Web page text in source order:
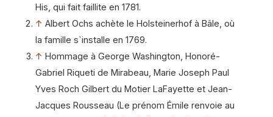
His, qui fait faillite en 1781.
↑ Albert Ochs achète le Holsteinerhof à Bâle, où
la famille s`installe en 1769.
↑ Hommage à George Washington, Honoré-
Gabriel Riqueti de Mirabeau, Marie Joseph Paul
Yves Roch Gilbert du Motier LaFayette et Jean-
Jacques Rousseau (Le prénom Émile renvoie au